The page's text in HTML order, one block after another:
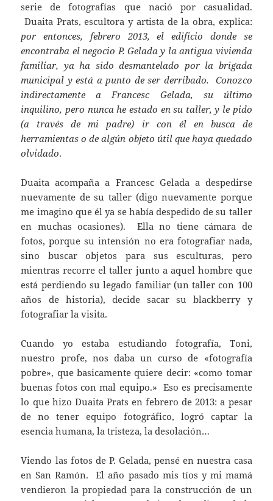
serie de fotografías que nació por casualidad.
Duaita Prats, escultora y artista de la obra, explica:
por entonces, febrero 2013, el edificio donde se
encontraba el negocio P. Gelada y la antigua vivienda
familiar, ya ha sido desmantelado por la brigada
municipal y está a punto de ser derribado. Conozco
indirectamente a Francesc Gelada, su último
inquilino, pero nunca he estado en su taller, y le pido
(a través de mi padre) ir con él en busca de
herramientas o de algún objeto útil que haya quedado
olvidado.
Duaita acompaña a Francesc Gelada a despedirse
nuevamente de su taller (digo nuevamente porque
me imagino que él ya se había despedido de su taller
en muchas ocasiones). Ella no tiene cámara de
fotos, porque su intensión no era fotografiar nada,
sino buscar objetos para sus esculturas, pero
mientras recorre el taller junto a aquel hombre que
está perdiendo su legado familiar (un taller con 100
años de historia), decide sacar su blackberry y
fotografiar la visita.
Cuando yo estaba estudiando fotografía, Toni,
nuestro profe, nos daba un curso de «fotografía
pobre», que basicamente quiere decir: «como tomar
buenas fotos con mal equipo.» Eso es precisamente
lo que hizo Duaita Prats en febrero de 2013: a pesar
de no tener equipo fotográfico, logró captar la
esencia humana, la tristeza, la desolación…
Viendo las fotos de P. Gelada, pensé en nuestra casa
en San Ramón. El año pasado mis tíos y mi mamá
vendieron la propiedad para la construcción de un